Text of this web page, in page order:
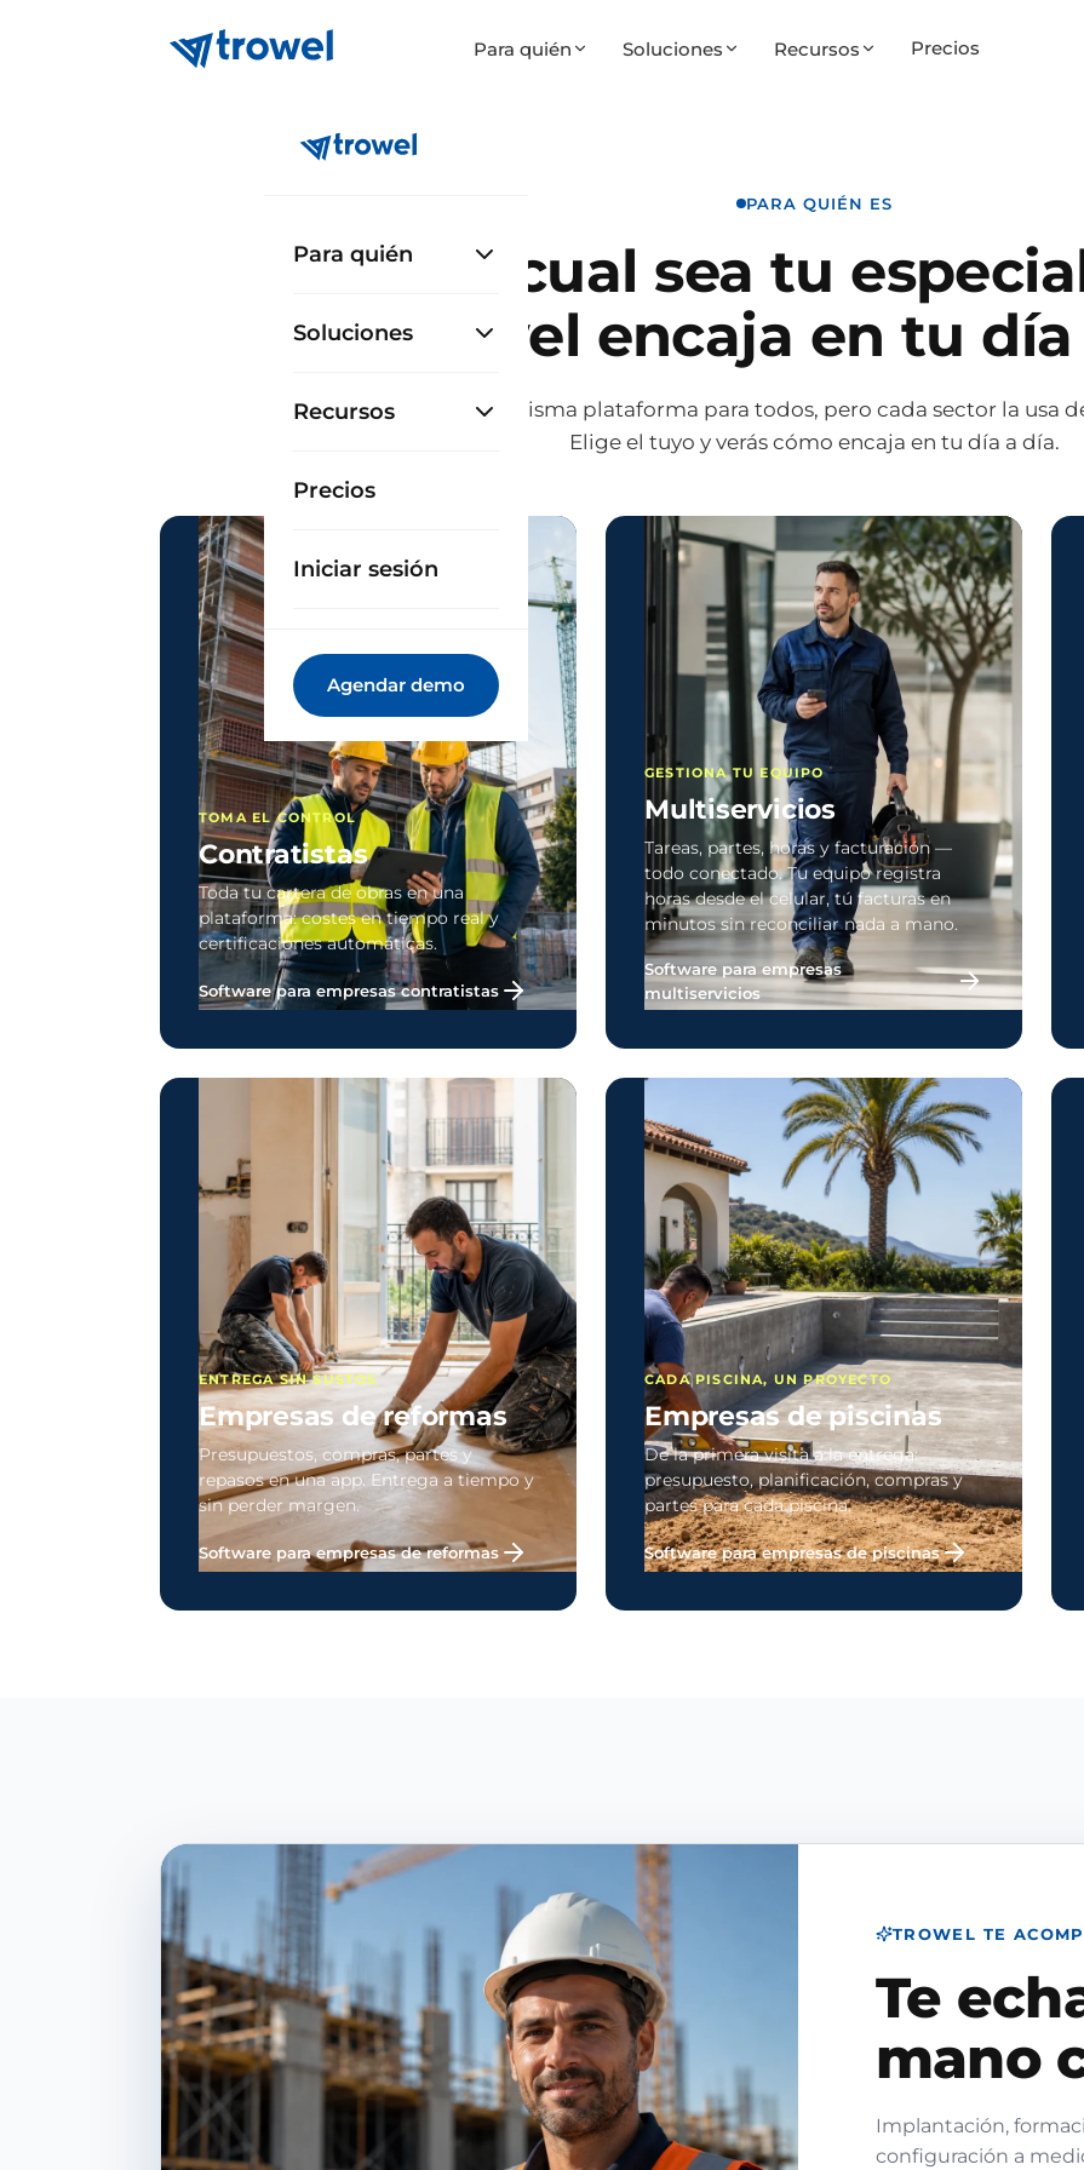
Para quién Soluciones Recursos Precios
Para quién
Soluciones
Recursos
Precios
Iniciar sesión
Agendar demo
PARA QUIÉN ES
Sea cual sea tu
Trowel encaja en tu día
Trowel es la misma plataforma para todos, pero cada sector la usa
Elige el tuyo y verás cómo encaja en tu día a día.
TOMA EL CONTROL
Contratistas
Toda tu cartera de obras en una
plataforma: costes en tiempo real y
certificaciones automáticas.
Software para empresas contratistas
GESTIONA TU EQUIPO
Multiservicios
Tareas, partes, horas y facturación —
todo conectado. Tu equipo registra
horas desde el celular, tú facturas en
minutos sin reconciliar nada a mano.
Software para empresas
multiservicios
ENTREGA SIN SUSTOS
Empresas de reformas
Presupuestos, compras, partes y
repasos en una app. Entrega a tiempo y
sin perder margen.
Software para empresas de reformas
CADA PISCINA, UN PROYECTO
Empresas de piscinas
De la primera visita a la entrega:
presupuesto, planificación, compras y
partes para cada piscina.
Software para empresas de piscinas
TROWEL TE
Te
mano
Implantación,
configuración a